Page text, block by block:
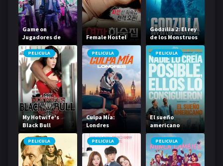
Game on
Jugadores de
élite
Female Hostel
Godzilla 2: El rey
de los Monstruos
PELICULA
My Hotwife's
Black Bull
PELICULA
Culpa Mía:
Londres
PELICULA
El sueño
americano
PELICULA PELICULA PELICULA